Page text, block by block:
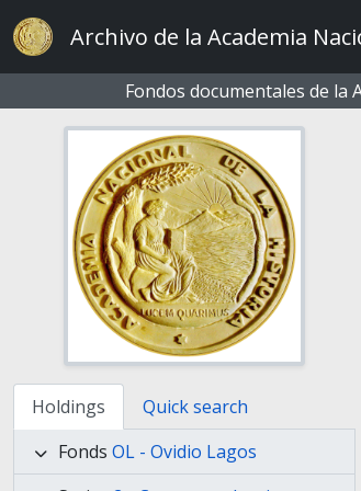
Skip to main content
Archivo de la Academia
Fondos documentales de la
Holdings
Quick search
Fonds OL - Ovidio Lagos